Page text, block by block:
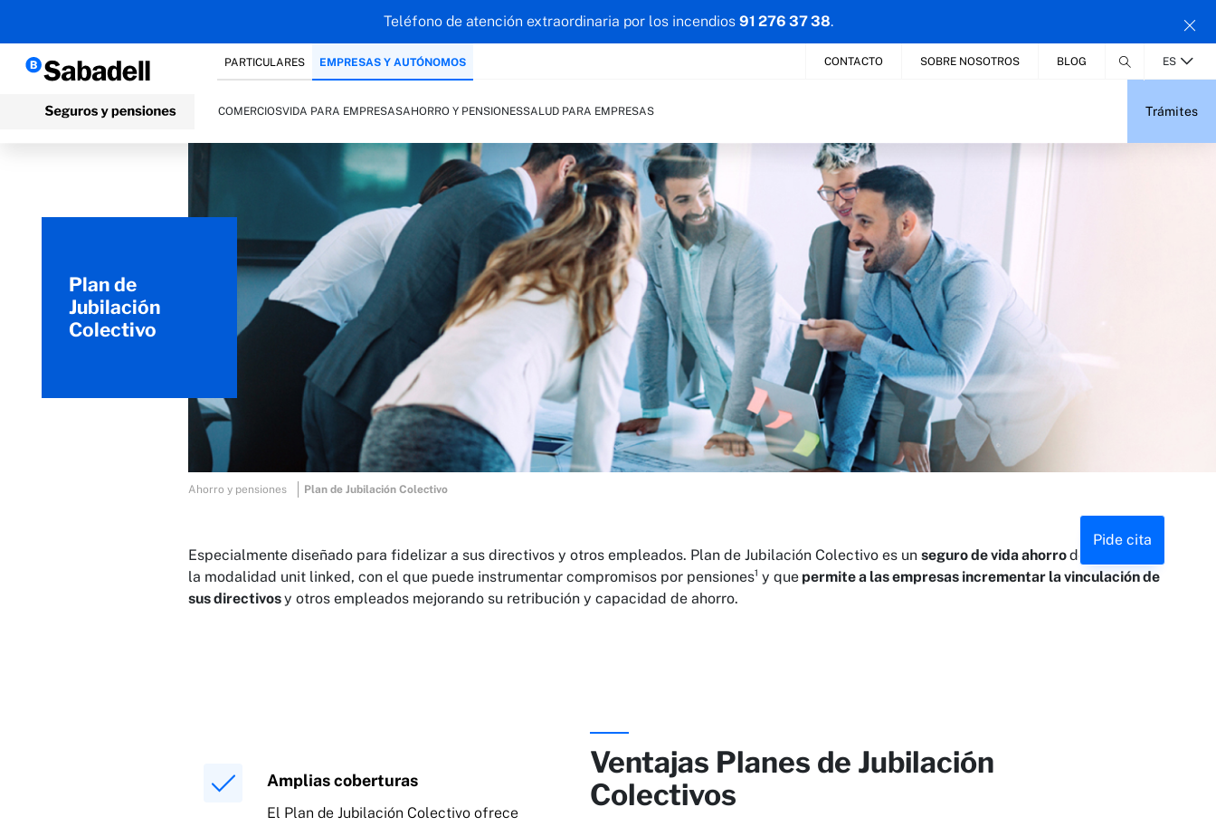
Teléfono de atención extraordinaria por los incendios 91 276 37 38.
Trámites
PARTICULARES EMPRESAS Y AUTÓNOMOS
COMERCIOSVIDA PARA EMPRESASAHORRO Y PENSIONESSALUD PARA EMPRESAS
CONTACTO SOBRE NOSOTROS BLOG ES
Plan de
Jubilación
Colectivo
Pide cita
Ahorro y pensiones Plan de Jubilación Colectivo
Especialmente diseñado para fidelizar a sus directivos y otros empleados. Plan de Jubilación Colectivo es unseguro de vida ahorrode
la modalidad unit linked, con el que puede instrumentar compromisos por pensiones¹ y que permite a las empresas incrementar la vinculación de
sus directivosy otros empleados mejorando su retribución y capacidad de ahorro.
Ventajas Planes de Jubilación
Colectivos
Amplias coberturas
El Plan de Jubilación Colectivo ofrece